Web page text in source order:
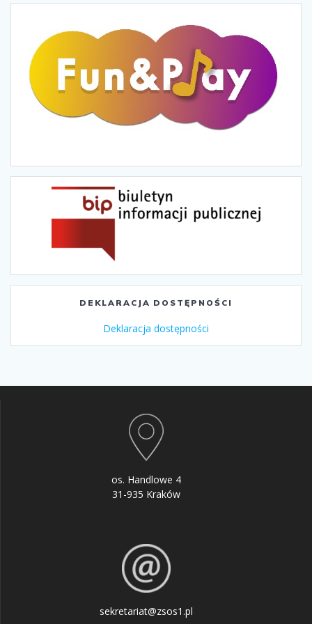
DEKLARACJA DOSTĘPNOŚCI
Deklaracja dostępności
os. Handlowe 4
31-935 Kraków
sekretariat@zsos1.pl